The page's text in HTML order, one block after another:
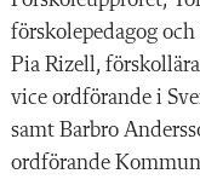
förskolepedagog och
Pia Rizell,
vice ordförande i
samt Barbro
ordförande